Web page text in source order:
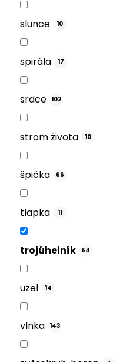
slunce 10
spirála 17
srdce 102
strom života 10
špička 66
tlapka 11
trojúhelník 54
uzel 14
vlnka 143